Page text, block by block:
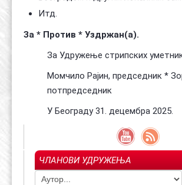
Итд.
За * Против * Уздржан(а).
За Удружење стрипских
Момчило Рајин, председник *
потпредседник
У Београду 31. децембра 2025.
ЧЛАНОВИ УДРУЖЕЊА